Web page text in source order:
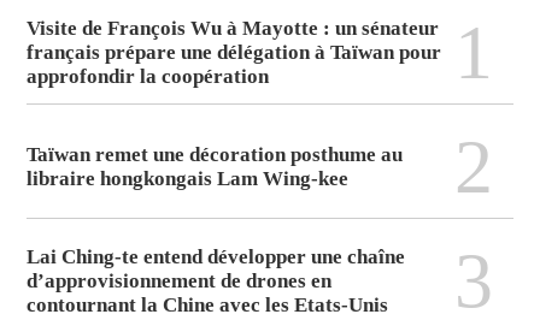
Visite de François Wu à Mayotte : un sénateur
français prépare une délégation à Taïwan pour
approfondir la coopération
1
Taïwan remet une décoration posthume au
libraire hongkongais Lam Wing-kee
2
Lai Ching-te entend développer une chaîne
d’approvisionnement de drones en
contournant la Chine avec les Etats-Unis
3